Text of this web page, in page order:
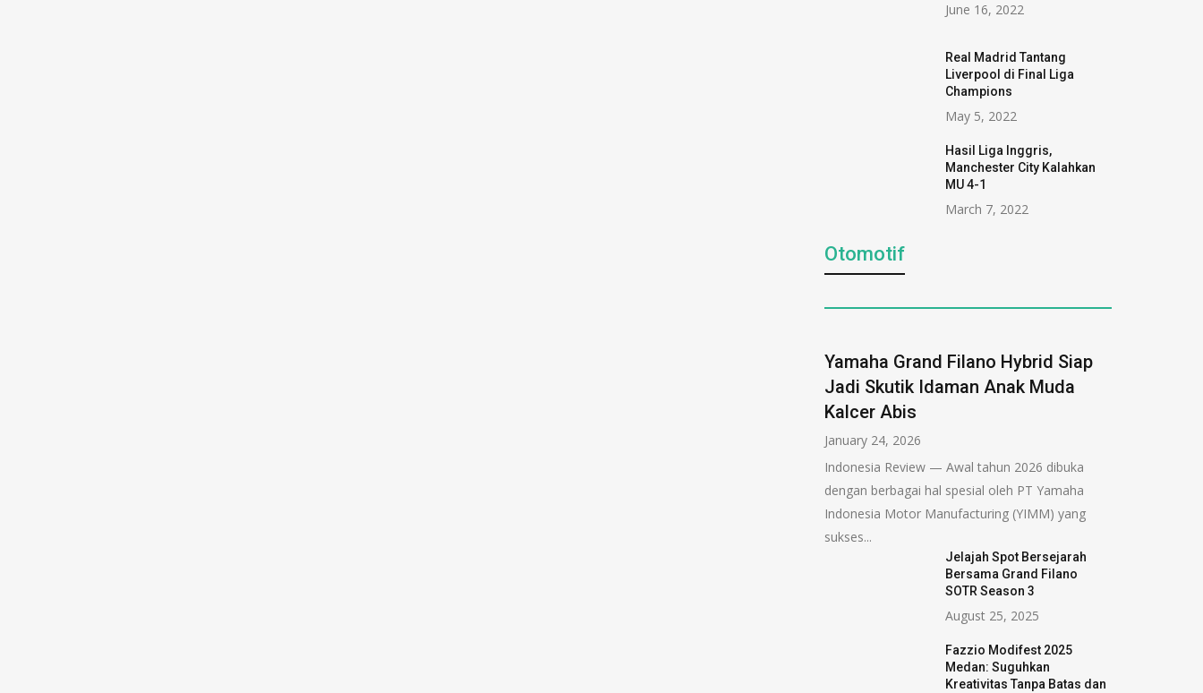
June 16, 2022
Real Madrid Tantang
Liverpool di Final Liga
Champions
May 5, 2022
Hasil Liga Inggris,
Manchester City Kalahkan
MU 4-1
March 7, 2022
Otomotif
Yamaha Grand Filano Hybrid Siap
Jadi Skutik Idaman Anak Muda
Kalcer Abis
January 24, 2026
Indonesia Review — Awal tahun 2026 dibuka
dengan berbagai hal spesial oleh PT Yamaha
Indonesia Motor Manufacturing (YIMM) yang
sukses...
Jelajah Spot Bersejarah
Bersama Grand Filano
SOTR Season 3
August 25, 2025
Fazzio Modifest 2025
Medan: Suguhkan
Kreativitas Tanpa Batas dan